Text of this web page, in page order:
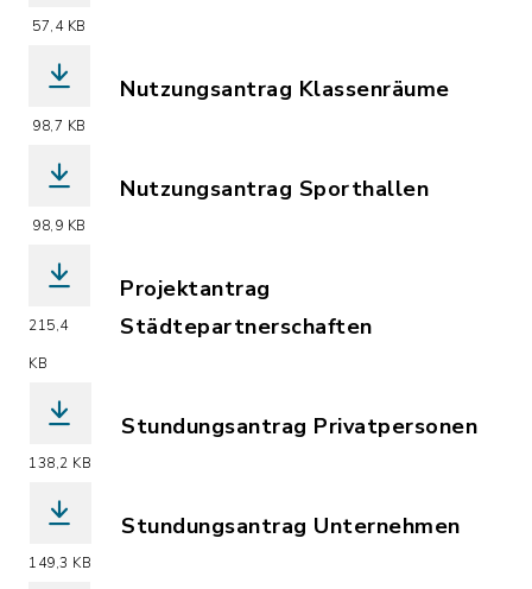
57,4 KB
98,7 KB
Nutzungsantrag Klassenräume
98,9 KB
Nutzungsantrag Sporthallen
215,4
KB
Projektantrag
Städtepartnerschaften
138,2 KB
Stundungsantrag Privatpersonen
149,3 KB
Stundungsantrag Unternehmen